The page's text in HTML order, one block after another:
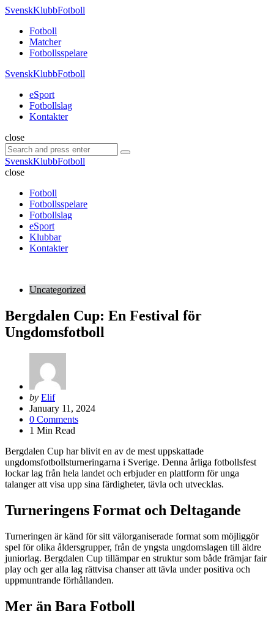
Menu
SvenskKlubbFotboll
Menu
Fotboll
Matcher
Fotbollsspelare
SvenskKlubbFotboll
eSport
Fotbollslag
Kontakter
Search
close
Search
for:
Search
SvenskKlubbFotboll
close
Fotboll
Fotbollsspelare
Fotbollslag
eSport
Klubbar
Kontakter
Uncategorized
Bergdalen Cup: En Festival för
Ungdomsfotboll
Posted
by
by Elif
January 11, 2024
0 Comments
1 Min Read
Bergdalen Cup har blivit en av de mest uppskattade
ungdomsfotbollsturneringarna i Sverige. Denna årliga fotbollsfest
lockar lag från hela landet och erbjuder en plattform för unga
talanger att visa upp sina färdigheter, tävla och utvecklas.
Turneringens Format och Deltagande
Turneringen är känd för sitt välorganiserade format som möjliggör
spel för olika åldersgrupper, från de yngsta ungdomslagen till äldre
juniorlag. Bergdalen Cup tillämpar en struktur som både främjar fair
play och ger alla lag rättvisa chanser att tävla under positiva och
uppmuntrande förhållanden.
Mer än Bara Fotboll